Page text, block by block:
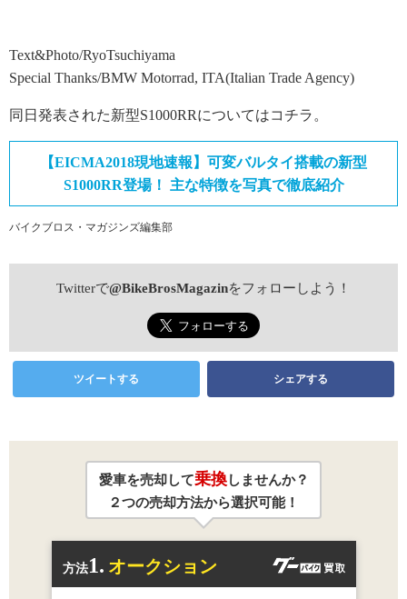
Text&Photo/RyoTsuchiyama
Special Thanks/BMW Motorrad, ITA(Italian Trade Agency)
同日発表された新型S1000RRについてはコチラ。
【EICMA2018現地速報】可変バルタイ搭載の新型
S1000RR登場！ 主な特徴を写真で徹底紹介
バイクブロス・マガジンズ編集部
Twitterで@BikeBrosMagazinをフォローしよう！
ツイートする シェアする
愛車を売却して乗換しませんか？
２つの売却方法から選択可能！
方法1. オークション